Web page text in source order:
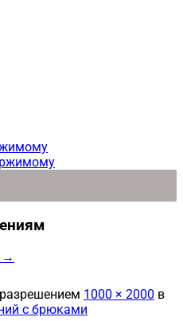
→
1000 × 2000 в
с брюками